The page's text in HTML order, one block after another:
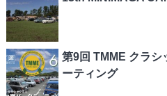
第9回 TMME クラシ
ーティング